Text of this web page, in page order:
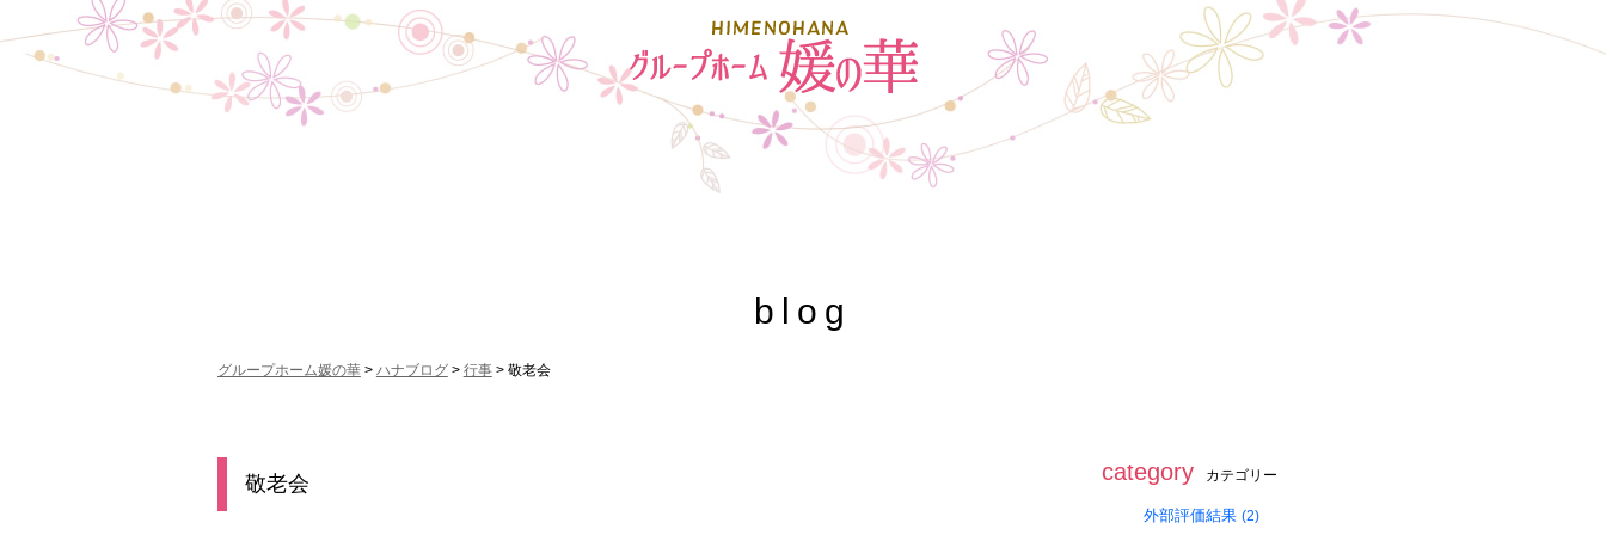
blog
グループホーム媛の華> ハナブログ> 行事> 敬老会
敬老会 category カテゴリー
外部評価結果 (2)